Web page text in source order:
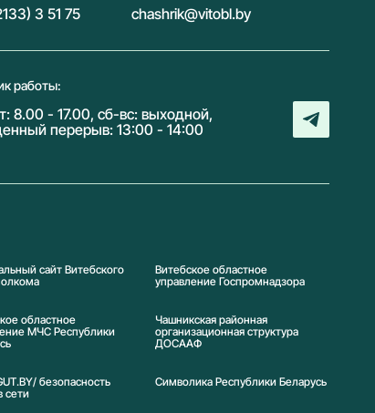
3 51 75 chashrik@vitobl.by
работы:
8.00 - 17.00, сб-вс: выходной,
перерыв: 13:00 - 14:00
сайт Витебского
Витебское областное
управление Госпромнадзора
областное
МЧС Республики
Чашникская районная
организационная структура
ДОСААФ
безопасность
сети
Символика Реcпублики Беларусь